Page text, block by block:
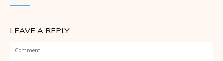
LEAVE A REPLY